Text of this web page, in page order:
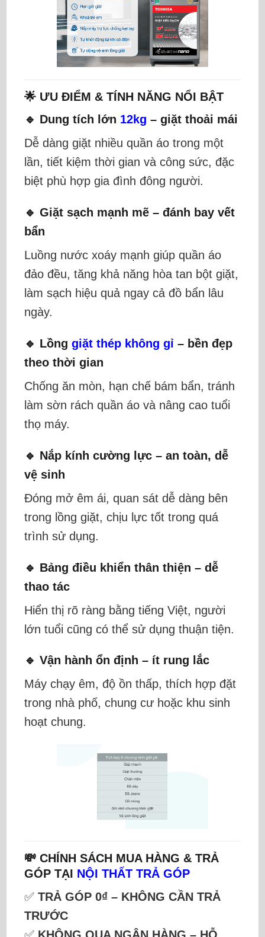
🌟 ƯU ĐIỂM & TÍNH NĂNG NỔI BẬT
🔹 Dung tích lớn 12kg – giặt thoải mái
Dễ dàng giặt nhiều quần áo trong một
lần, tiết kiệm thời gian và công sức, đặc
biệt phù hợp gia đình đông người.
🔹 Giặt sạch mạnh mẽ – đánh bay vết
bẩn
Luồng nước xoáy mạnh giúp quần áo
đảo đều, tăng khả năng hòa tan bột giặt,
làm sạch hiệu quả ngay cả đồ bẩn lâu
ngày.
🔹 Lồng giặt thép không gỉ – bền đẹp
theo thời gian
Chống ăn mòn, hạn chế bám bẩn, tránh
làm sờn rách quần áo và nâng cao tuổi
thọ máy.
🔹 Nắp kính cường lực – an toàn, dễ
vệ sinh
Đóng mở êm ái, quan sát dễ dàng bên
trong lồng giặt, chịu lực tốt trong quá
trình sử dụng.
🔹 Bảng điều khiển thân thiện – dễ
thao tác
Hiển thị rõ ràng bằng tiếng Việt, người
lớn tuổi cũng có thể sử dụng thuận tiện.
🔹 Vận hành ổn định – ít rung lắc
Máy chạy êm, độ ồn thấp, thích hợp đặt
trong nhà phố, chung cư hoặc khu sinh
hoạt chung.
💸 CHÍNH SÁCH MUA HÀNG & TRẢ
GÓP TẠI NỘI THẤT TRẢ GÓP
✅ TRẢ GÓP 0₫ – KHÔNG CẦN TRẢ
TRƯỚC